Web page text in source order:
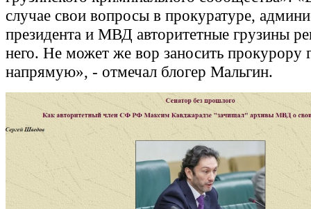
случае свои вопросы в прокуратуре,
президента и МВД авторитетные грузины
него. Не может же вор заносить прокурору
напрямую», - отмечал блогер Мальгин.